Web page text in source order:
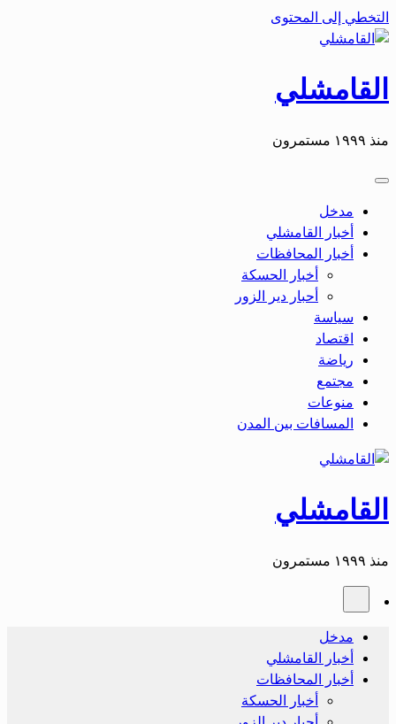
التخطي إلى المحتوى
القامشلي
منذ ١٩٩٩ مستمرون
مدخل
أخبار القامشلي
أخبار المحافظات
أخبار الحسكة
أحبار دير الزور
سياسة
اقتصاد
رياضة
مجتمع
منوعات
المسافات بين المدن
القامشلي
منذ ١٩٩٩ مستمرون
مدخل
أخبار القامشلي
أخبار المحافظات
أخبار الحسكة